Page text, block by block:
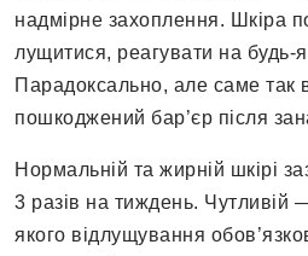
надмірне захоплення. Шкіра
лущитися, реагувати на будь-
Парадоксально, але саме так
пошкоджений бар’єр після
Нормальній та жирній шкірі
3 разів на тиждень. Чутливій
якого відлущування